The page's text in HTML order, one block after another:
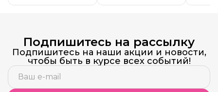
Подпишитесь на рассылку
Подпишитесь на наши акции и новости,
чтобы быть в курсе всех событий!